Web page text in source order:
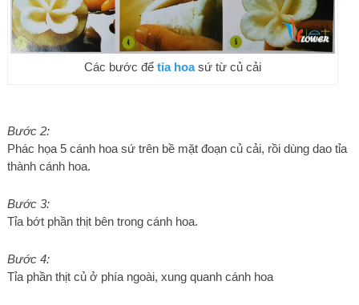
Các bước để tỉa hoasứ từ củ cải
Bước 2:
Phác họa 5 cánh hoa sứ trên bề mặt đoạn củ cải, rồi dùng dao tỉa
thành cánh hoa.
Bước 3:
Tỉa bớt phần thịt bên trong cánh hoa.
Bước 4:
Tỉa phần thịt củ ở phía ngoài, xung quanh cánh hoa